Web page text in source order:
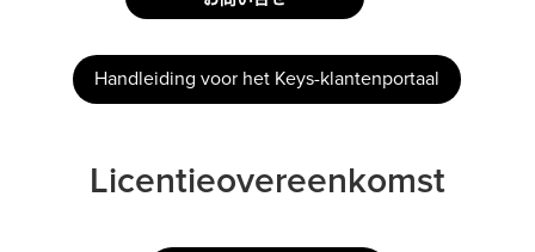
Handleiding voor het Keys-klantenportaal
Licentieovereenkomst